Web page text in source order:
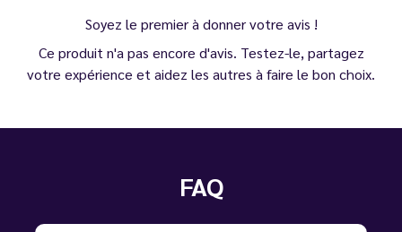
Soyez le premier à donner votre avis !
Ce produit n'a pas encore d'avis. Testez-le, partagez
votre expérience et aidez les autres à faire le bon choix.
FAQ